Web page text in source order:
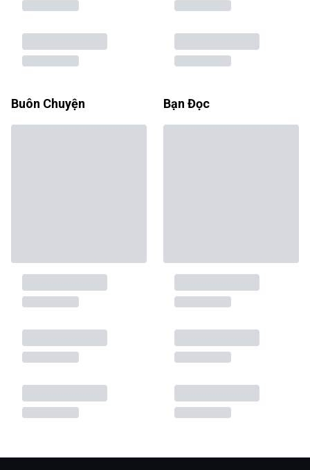
Buôn Chuyện Bạn Đọc